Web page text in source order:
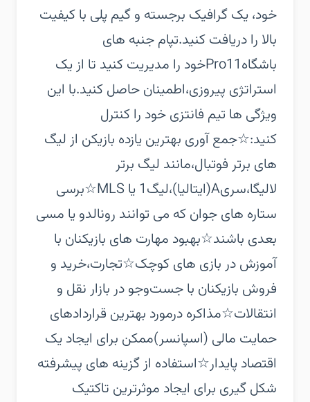
خود، یک گرافیک برجسته و گیم پلی با کیفیت
بالا را دریافت کنید.تپام جنبه های
باشگاهPro11خود را مدیریت کنید تا از یک
استراتژی پیروزی،اطمینان حاصل کنید.با این
ویژگی ها تیم فانتزی خود را کنترل
کنید:‏☆جمع آوری بهترین یازده بازیکن از لیگ
های برتر فوتبال،مانند لیگ برتر
لالیگا،سریA(ایتالیا)،لیگ1 یا MLS‏☆برسی
ستاره های جوان که می توانند رونالدو یا مسی
بعدی باشند‏☆بهبود مهارت های بازیکنان با
آموزش در بازی های کوچک‏☆تجارت،خرید و
فروش بازیکنان با جست‌و‌جو در بازار نقل و
انتقالات‏☆مذاکره درمورد بهترین قراردادهای
حمایت مالی (اسپانسر)ممکن برای ایجاد یک
اقتصاد پایدار‏☆استفاده از گزینه های پیشرفته
شکل گیری برای ایجاد موثرترین تاکتیک